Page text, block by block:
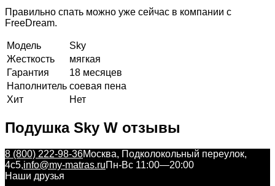
Правильно спать можно уже сейчас в компании с
FreeDream.
Модель
Sky
Жесткость
мягкая
Гарантия
18 месяцев
Наполнитель соевая пена
Хит
Нет
Подушка Sky W отзывы
8 (800) 222-98-36Москва, Подколокольный переулок,
4с5,info@my-matras.ruПн-Вс 11:00—20:00
Наши друзья